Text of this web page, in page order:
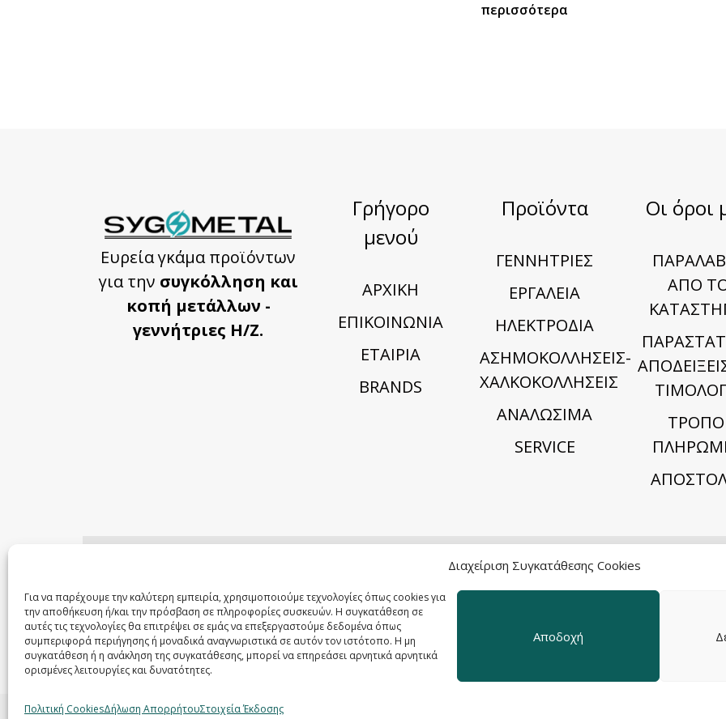
Διαχείριση Συγκατάθεσης Cookies
Για να παρέχουμε την καλύτερη εμπειρία, χρησιμοποιούμε τεχνολογίες όπως cookies για
την αποθήκευση ή/και την πρόσβαση σε πληροφορίες συσκευών. Η συγκατάθεση σε
αυτές τις τεχνολογίες θα επιτρέψει σε εμάς να επεξεργαστούμε δεδομένα όπως
συμπεριφορά περιήγησης ή μοναδικά αναγνωριστικά σε αυτόν τον ιστότοπο. Η μη
συγκατάθεση ή η ανάκληση της συγκατάθεσης, μπορεί να επηρεάσει αρνητικά αρνητικά
ορισμένες λειτουργίες και δυνατότητες.
Αποδοχή
Πολιτική CookiesΔήλωση ΑπορρήτουΣτοιχεία Έκδοσης
περισσότερα
Ευρεία γκάμα προϊόντων
για την συγκόλληση και
κοπή μετάλλων -
γεννήτριες Η/Ζ.
Γρήγορο
μενού
ΑΡΧΙΚΗ
ΕΠΙΚΟΙΝΩΝΙΑ
ΕΤΑΙΡΙΑ
BRANDS
Προϊόντα
ΓΕΝΝΗΤΡΙΕΣ
ΕΡΓΑΛΕΙΑ
ΗΛΕΚΤΡΟΔΙΑ
ΑΣΗΜΟΚΟΛΛΗΣΕΙΣ-
ΧΑΛΚΟΚΟΛΛΗΣΕΙΣ
ΑΝΑΛΩΣΙΜΑ
SERVICE
Οι όροι
ΑΠΟ